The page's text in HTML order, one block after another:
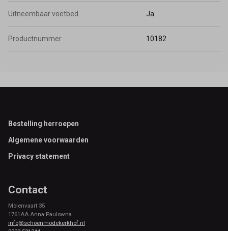
Uitneembaar voetbed Ja
Productnummer 10182
Footer
Bestelling herroepen
Algemene voorwaarden
Privacy statement
Contact
Molenvaart 35
1761AA Anna Paulowna
info@schoenmodekerkhof.nl